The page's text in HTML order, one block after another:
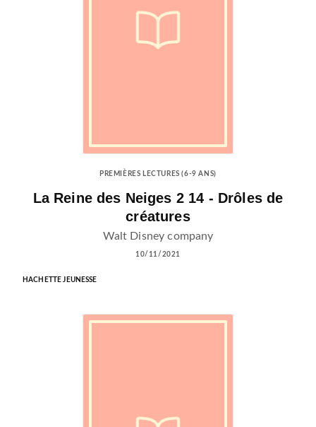
PREMIÈRES LECTURES (6-9 ANS)
La Reine des Neiges 2 14 - Drôles de
créatures
Walt Disney company
10/11/2021
HACHETTE JEUNESSE